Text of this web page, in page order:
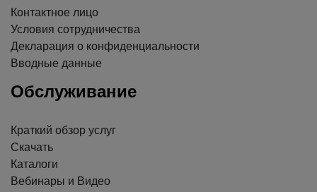
Контактное лицо
Условия сотрудничества
Декларация о конфиденциальности
Вводные данные
Обслуживание
Краткий обзор услуг
Скачать
Каталоги
Вебинары и Видео